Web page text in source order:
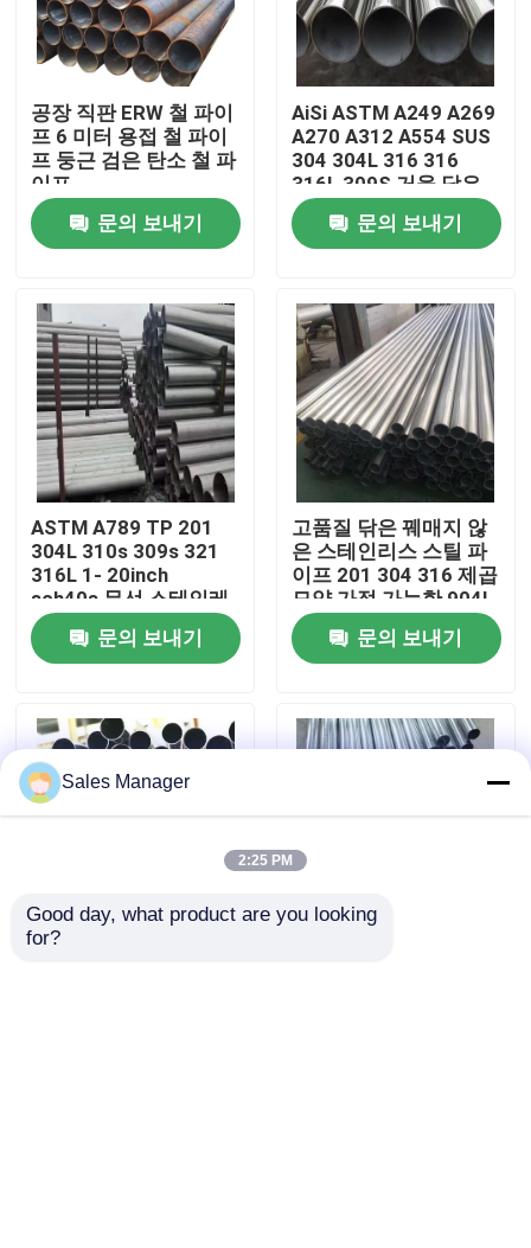
홈
제품 소개
동영상
회사 소개
공장 투어
품질 관리
연락처
뉴스
모든 케이스
스테인레스 강판 금속
추운 압연 스테인리스강 시트
뜨거운 압연 스테인리스강 시트
공장 직판 ERW 철 파이
프 6 미터 용접 철 파이
프 둥근 검은 탄소 철 파
이프
문의 보내기
AiSi ASTM A249 A269
A270 A312 A554 SUS
304 304L 316 316
316L 309S 거울 닦은
정사각형 둥근 용접 스
테인레스 스틸 파이프
문의 보내기
ASTM A789 TP 201
304L 310s 309s 321
316L 1- 20inch
sch40s 무선 스테인레
스 스틸 파이프 파이프
절단 굽기 서비스
문의 보내기
고품질 닦은 꿰매지 않
은 스테인리스 스틸 파
이프 201 304 316 제곱
모양 가접 가능한 904L
409L 스틸 튜브
JIS/EN/ASIS 표준
문의 보내기
파이프 304 201 310s
Sales Manager
2:25 PM
Good day, what product are you looking
for?